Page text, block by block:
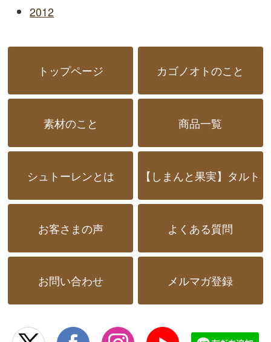
2012
トップページ カゴノオトのこと
素材のこと 商品一覧
シュトーレンとは 【しまんと果実】タルト
お客さまの声 よくある質問
お問い合わせ メルマガ登録